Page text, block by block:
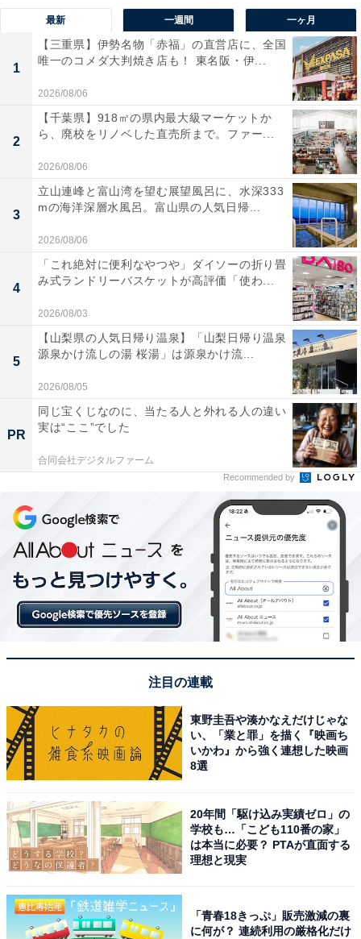
最新 一週間 一ヶ月
1
【三重県】伊勢名物「赤福」の直営店に、全国
唯一のコメダ大判焼き店も！ 東名阪・伊...
2026/08/06
2
【千葉県】918㎡の県内最大級マーケットか
ら、廃校をリノベした直売所まで。ファー...
2026/08/06
3
立山連峰と富山湾を望む展望風呂に、水深333
mの海洋深層水風呂。富山県の人気日帰...
2026/08/06
4
「これ絶対に便利なやつや」ダイソーの折り畳
み式ランドリーバスケットが高評価「使わ...
2026/08/03
5
【山梨県の人気日帰り温泉】「山梨日帰り温泉
源泉かけ流しの湯 桜湯」は源泉かけ流...
2026/08/05
PR
同じ宝くじなのに、当たる人と外れる人の違い
実は“ここ”でした
合同会社デジタルファーム
Recommended by
注目の連載
東野圭吾や湊かなえだけじゃな
い、「業と罪」を描く『映画ち
いかわ』から強く連想した映画
8選
20年間「駆け込み実績ゼロ」の
学校も…「こども110番の家」
は本当に必要？ PTAが直面する
理想と現実
「青春18きっぷ」販売激減の裏
に何が？ 連続利用の厳格化だけ